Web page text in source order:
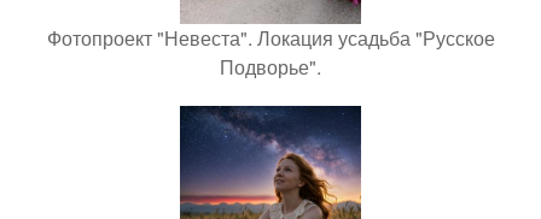
Фотопроект "Невеста". Локация усадьба "Русское
Подворье".